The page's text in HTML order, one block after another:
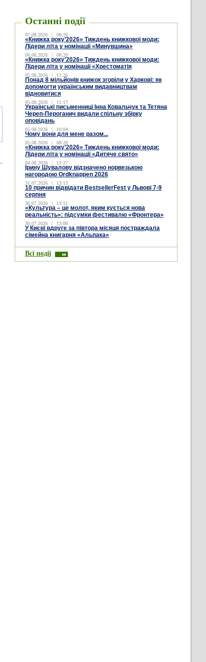
Останні події
07.08.2026 | 08:20
«Книжка року’2026» Тиждень книжкової моди:
Лідери літа у номінації «Минувшина»
06.08.2026 | 08:20
«Книжка року’2026» Тиждень книжкової моди:
Лідери літа у номінації «Хрестоматія
05.08.2026 | 11:26
Понад 8 мільйонів книжок згоріли у Харкові: як
допомогти українським видавництвам
відновитися
05.08.2026 | 11:17
Українські письменниці Інна Ковальчук та Тетяна
Череп-Пероганич видали спільну збірку
оповідань
05.08.2026 | 10:04
Чому вони для мене разом...
05.08.2026 | 08:28
«Книжка року’2026» Тиждень книжкової моди:
Лідери літа у номінації «Дитяче свято»
04.08.2026 | 13:27
Ірину Шувалову відзначено норвезькою
нагородою Ordknappen 2026
31.07.2026 | 13:13
10 причин відвідати BestsellerFest у Львові 7-9
серпня
30.07.2026 | 13:11
«Культура – це молот, яким кується нова
реальність»: підсумки фестивалю «Фронтера»
30.07.2026 | 13:08
У Києві вдруге за півтора місяця постраждала
сімейна книгарня «Альпака»
Всі події